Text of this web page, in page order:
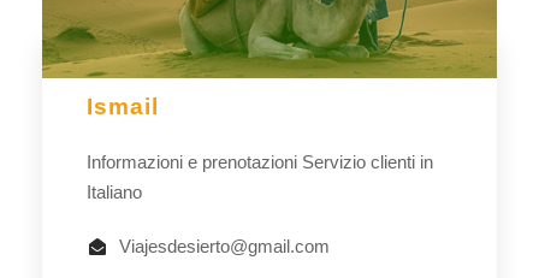
Ismail
Informazioni e prenotazioni Servizio clienti in
Italiano
Viajesdesierto@gmail.com